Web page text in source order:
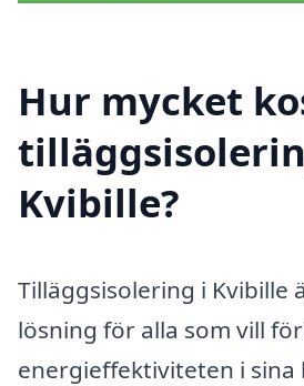
Hur mycket
Kvibille?
Tilläggsisolering i Kvibille
lösning för alla som vill
energieffektiviteten i sina